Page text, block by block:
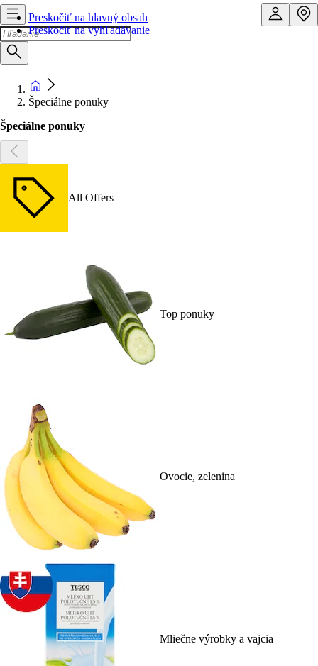
Preskočiť na hlavný obsah
Preskočiť na vyhľadávanie
Špeciálne ponuky
Špeciálne ponuky
All Offers
Top ponuky
Ovocie, zelenina
Mliečne výrobky a vajcia